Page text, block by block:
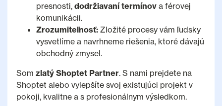
presnosti, dodržiavaní termínova férovej
komunikácii.
Zrozumiteľnosť:Zložité procesy vám ľudsky
vysvetlíme a navrhneme riešenia, ktoré dávajú
obchodný zmysel.
Som zlatý Shoptet Partner. S nami prejdete na
Shoptet alebo vylepšíte svoj existujúci projekt v
pokoji, kvalitne a s profesionálnym výsledkom.